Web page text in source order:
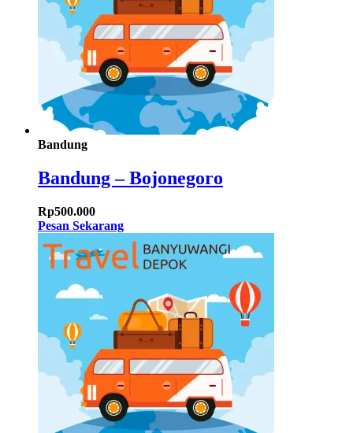
Bandung
Bandung – Bojonegoro
Rp500.000
Pesan Sekarang